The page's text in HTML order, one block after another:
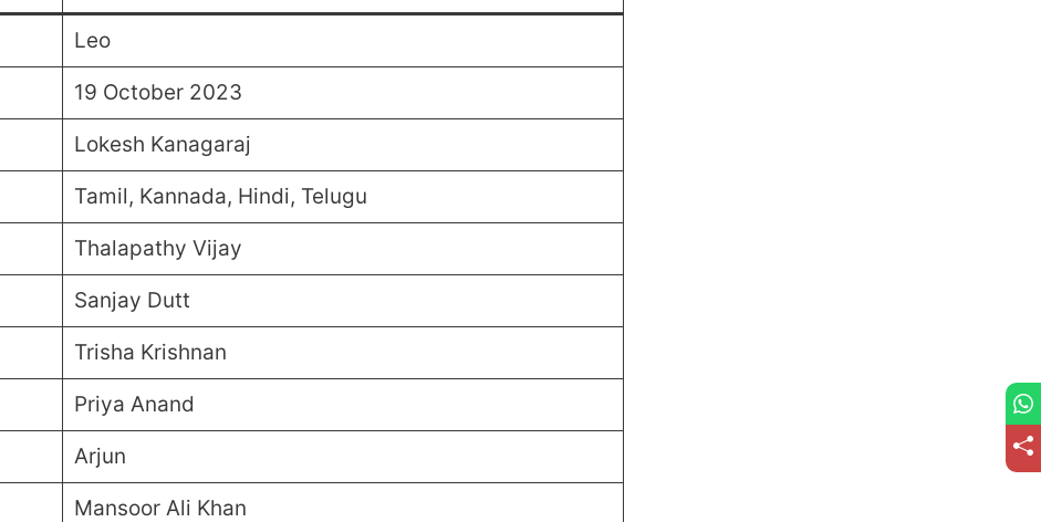
Leo
19 October 2023
Lokesh Kanagaraj
Tamil, Kannada, Hindi, Telugu
Thalapathy Vijay
Sanjay Dutt
Trisha Krishnan
Priya Anand
Arjun
Mansoor Ali Khan